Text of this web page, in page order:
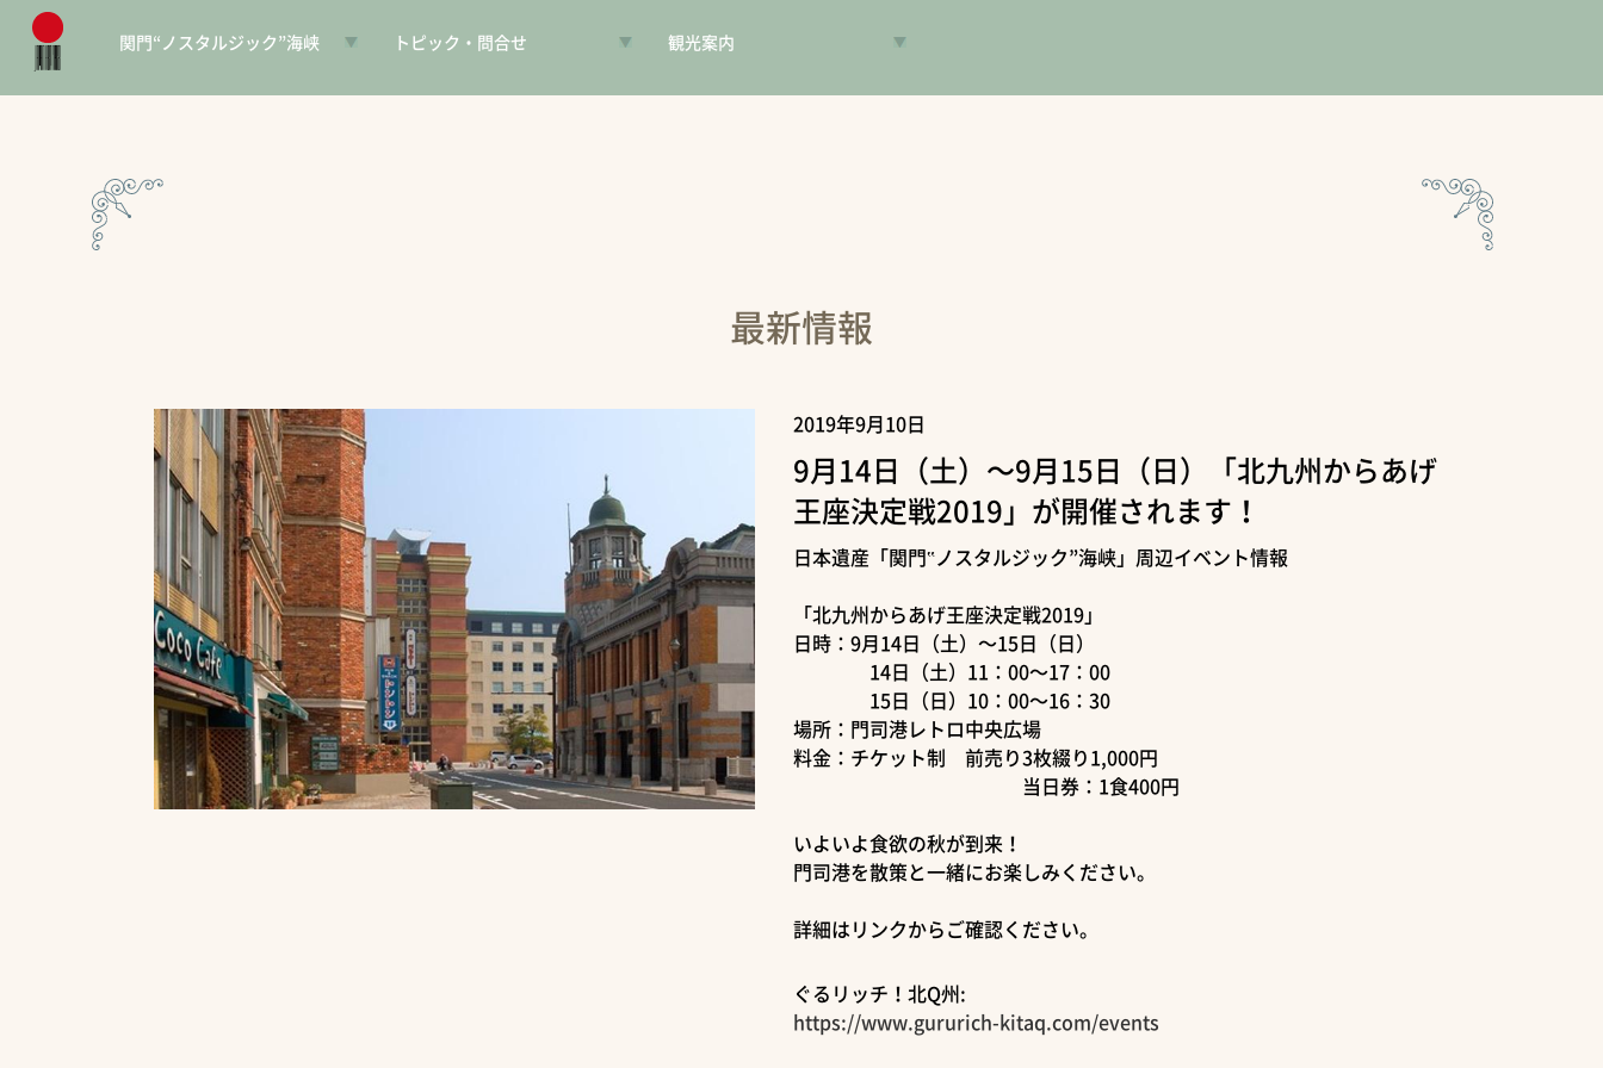
関門“ノスタルジック”海峡
日本遺産とは
トピック・問合せ
お知らせ
観光案内
VR昔旅
最新情報
2019年9月10日
9月14日（土）～9月15日（日）「北九州からあげ
王座決定戦2019」が開催されます！
日本遺産「関門‟ノスタルジック”海峡」周辺イベント情報
「北九州からあげ王座決定戦2019」
日時：9月14日（土）～15日（日）
14日（土）11：00～17：00
15日（日）10：00～16：30
場所：門司港レトロ中央広場
料金：チケット制 前売り3枚綴り1,000円
当日券：1食400円
いよいよ食欲の秋が到来！
門司港を散策と一緒にお楽しみください。
詳細はリンクからご確認ください。
ぐるリッチ！北Q州:
https://www.gururich-kitaq.com/events